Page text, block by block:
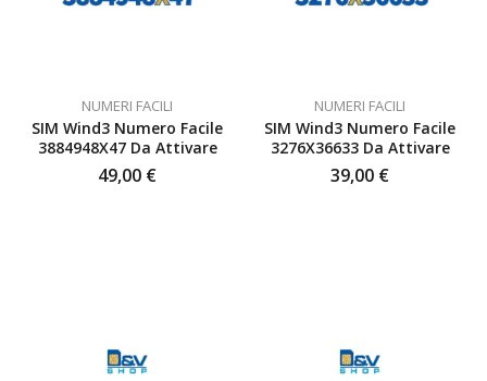
NUMERI FACILI
SIM Wind3 Numero Facile
3884948X47 Da Attivare
49,00 €
NUMERI FACILI
SIM Wind3 Numero Facile
3276X36633 Da Attivare
39,00 €